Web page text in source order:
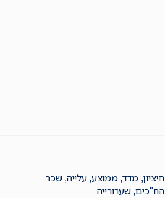
חיציון, מדד, ממוצע, עלייה, שכר
הח"כים, שערורייה